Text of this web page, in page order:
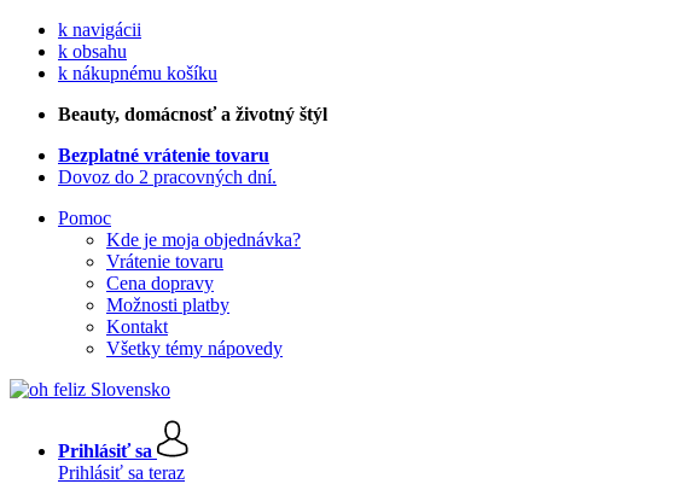
k navigácii
k obsahu
k nákupnému košíku
Beauty, domácnosť a životný štýl
Bezplatné vrátenie tovaru
Dovoz do 2 pracovných dní.
Pomoc
Kde je moja objednávka?
Vrátenie tovaru
Cena dopravy
Možnosti platby
Kontakt
Všetky témy nápovedy
Prihlásiť sa
Prihlásiť sa teraz